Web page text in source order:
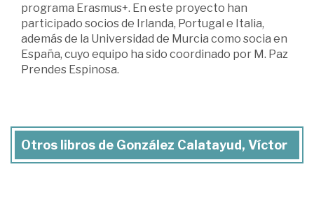
programa Erasmus+. En este proyecto han
participado socios de Irlanda, Portugal e Italia,
además de la Universidad de Murcia como socia en
España, cuyo equipo ha sido coordinado por M. Paz
Prendes Espinosa.
Otros libros de González Calatayud, Víctor